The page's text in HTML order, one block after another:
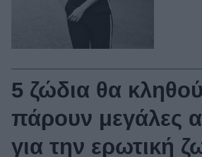
5 ζώδια θα
πάρουν μεγάλες
για την ερωτική